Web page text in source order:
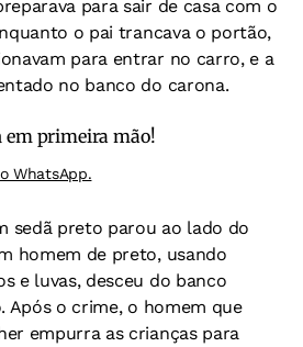
para sair de casa com o
o pai trancava o portão,
para entrar no carro, e a
no banco do carona.
em primeira mão!
WhatsApp.
sedã preto parou ao lado do
homem de preto, usando
e luvas, desceu do banco
Após o crime, o homem que
empurra as crianças para